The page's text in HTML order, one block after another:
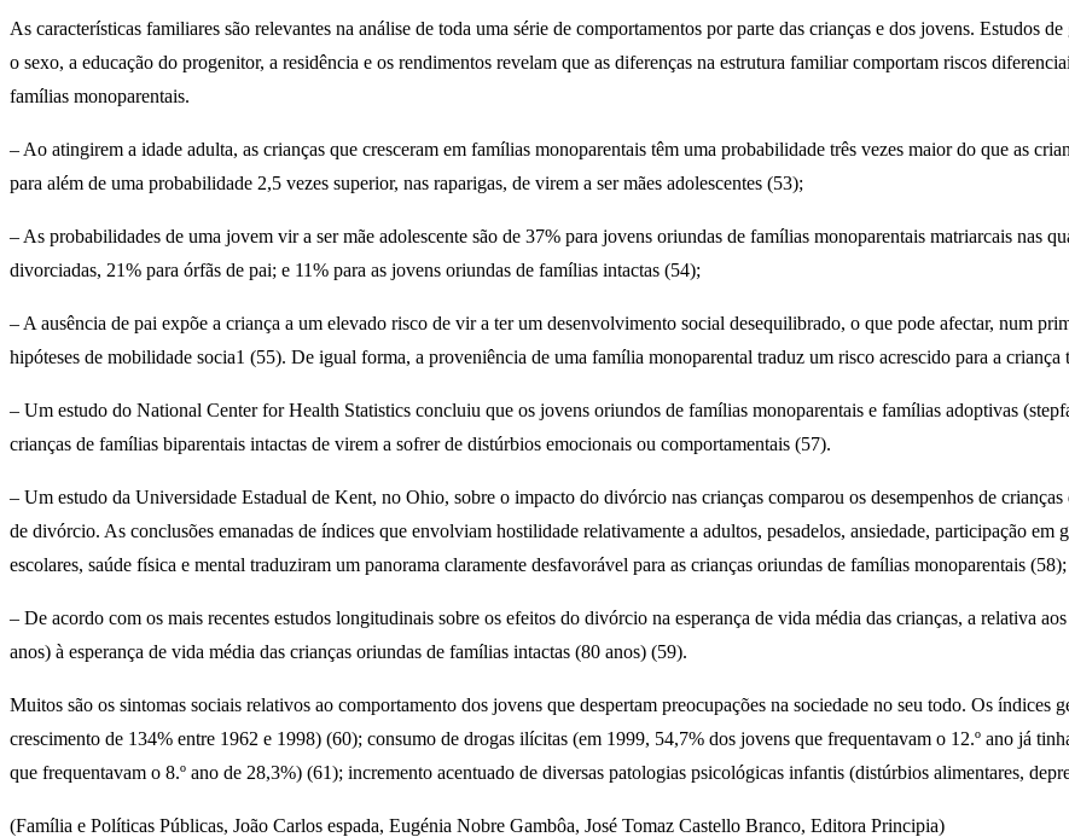
As características familiares são relevantes na análise de toda uma série de comportamentos por parte das crianças e dos jovens. Estudos
o sexo, a educação do progenitor, a residência e os rendimentos revelam que as diferenças na estrutura familiar comportam riscos
famílias monoparentais.
– Ao atingirem a idade adulta, as crianças que cresceram em famílias monoparentais têm uma probabilidade três vezes maior do que as
para além de uma probabilidade 2,5 vezes superior, nas raparigas, de virem a ser mães adolescentes (53);
– As probabilidades de uma jovem vir a ser mãe adolescente são de 37% para jovens oriundas de famílias monoparentais matriarcais nas
divorciadas, 21% para órfãs de pai; e 11% para as jovens oriundas de famílias intactas (54);
– A ausência de pai expõe a criança a um elevado risco de vir a ter um desenvolvimento social desequilibrado, o que pode afectar, num
hipóteses de mobilidade socia1 (55). De igual forma, a proveniência de uma família monoparental traduz um risco acrescido para a criança
– Um estudo do National Center for Health Statistics concluiu que os jovens oriundos de famílias monoparentais e famílias adoptivas
crianças de famílias biparentais intactas de virem a sofrer de distúrbios emocionais ou comportamentais (57).
– Um estudo da Universidade Estadual de Kent, no Ohio, sobre o impacto do divórcio nas crianças comparou os desempenhos de
de divórcio. As conclusões emanadas de índices que envolviam hostilidade relativamente a adultos, pesadelos, ansiedade, participação em
escolares, saúde física e mental traduziram um panorama claramente desfavorável para as crianças oriundas de famílias monoparentais (58);
– De acordo com os mais recentes estudos longitudinais sobre os efeitos do divórcio na esperança de vida média das crianças, a relativa
anos) à esperança de vida média das crianças oriundas de famílias intactas (80 anos) (59).
Muitos são os sintomas sociais relativos ao comportamento dos jovens que despertam preocupações na sociedade no seu todo. Os índices
crescimento de 134% entre 1962 e 1998) (60); consumo de drogas ilícitas (em 1999, 54,7% dos jovens que frequentavam o 12.º ano já
que frequentavam o 8.º ano de 28,3%) (61); incremento acentuado de diversas patologias psicológicas infantis (distúrbios alimentares,
(Família e Políticas Públicas, João Carlos espada, Eugénia Nobre Gambôa, José Tomaz Castello Branco, Editora Principia)